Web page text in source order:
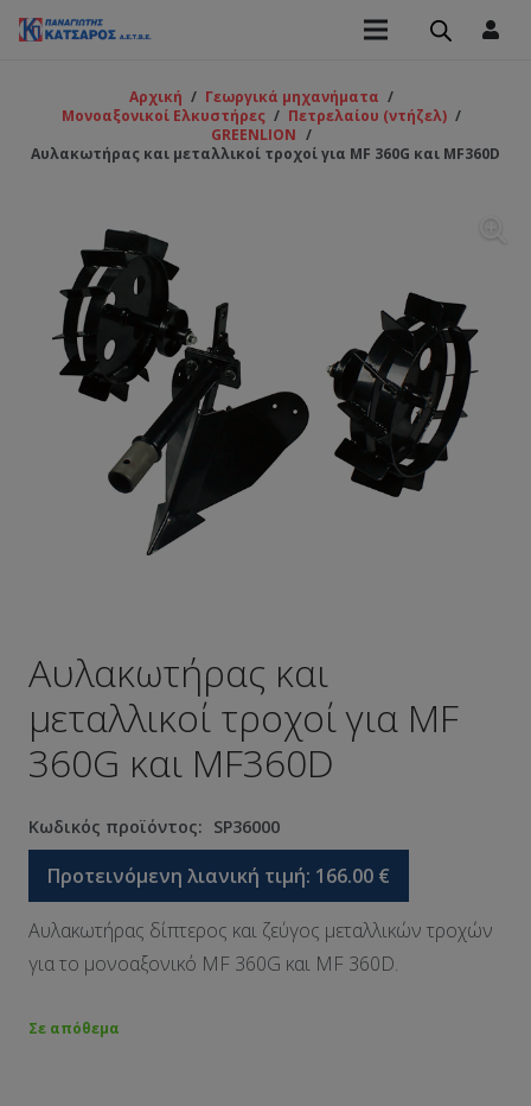
Αρχική / Γεωργικά μηχανήματα /
Μονοαξονικοί Ελκυστήρες / Πετρελαίου (ντήζελ) /
GREENLION /
Αυλακωτήρας και μεταλλικοί τροχοί για MF 360G και MF360D
Αυλακωτήρας και
μεταλλικοί τροχοί για MF
360G και MF360D
Κωδικός προϊόντος: SP36000
Προτεινόμενη λιανική τιμή: 166.00 €
Αυλακωτήρας δίπτερος και ζεύγος μεταλλικών τροχών
για το μονοαξονικό MF 360G και MF 360D.
Σε απόθεμα